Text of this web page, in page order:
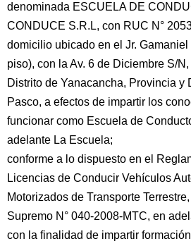
denominada ESCUELA DE
CONDUCE S.R.L, con RUC N°
domicilio ubicado en el Jr. Gamaniel
piso), con la Av. 6 de Diciembre S/
Distrito de Yanacancha, Provincia y
Pasco, a efectos de impartir los
funcionar como Escuela de
adelante La Escuela;
conforme a lo dispuesto en el
Licencias de Conducir Vehículos
Motorizados de Transporte
Supremo N° 040-2008-MTC, en
con la finalidad de impartir